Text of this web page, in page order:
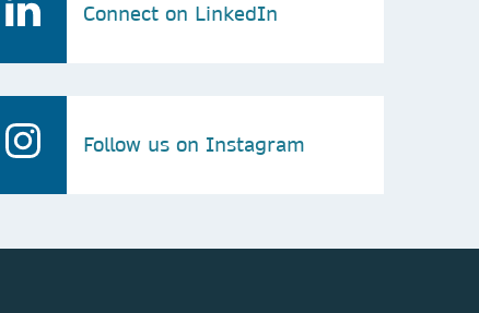
Connect on LinkedIn
Follow us on Instagram